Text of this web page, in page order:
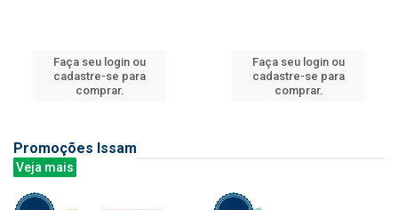
Faça seu login ou
cadastre-se para
comprar.
Faça seu login ou
cadastre-se para
comprar.
Promoções Issam
Veja mais